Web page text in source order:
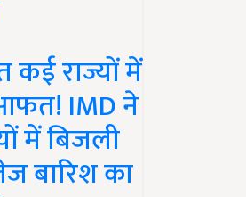
कई राज्यों में
IMD ने
में बिजली
बारिश का